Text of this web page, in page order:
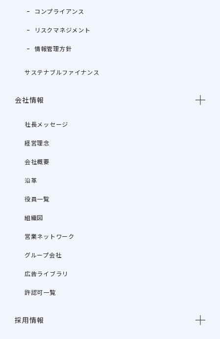
コンプライアンス
リスクマネジメント
情報管理方針
サステナブルファイナンス
会社情報
社長メッセージ
経営理念
会社概要
沿革
役員一覧
組織図
営業ネットワーク
グループ会社
広告ライブラリ
許認可一覧
採用情報